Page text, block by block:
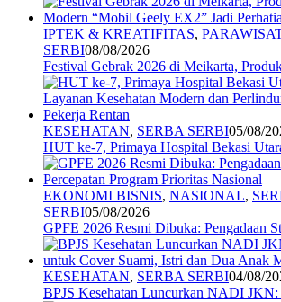
IPTEK & KREATIFITAS,
SERBI08/08/2026
Festival Gebrak 2026 di Meikarta,
KESEHATAN, SERBA SERBI05/08/
HUT ke-7, Primaya Hospital Bekasi
EKONOMI BISNIS, NASIONAL,
SERBI05/08/2026
GPFE 2026 Resmi Dibuka: Pengadaan
KESEHATAN, SERBA SERBI04/08/
BPJS Kesehatan Luncurkan NADI